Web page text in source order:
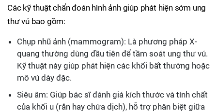
Các kỹ thuật chẩn đoán hình ảnh giúp phát hiện sớm ung
thư vú bao gồm:
Chụp nhũ ảnh (mammogram): Là phương pháp X-
quang thường dùng đầu tiên để tầm soát ung thư vú.
Kỹ thuật này giúp phát hiện các khối bất thường hoặc
mô vú dày đặc.
Siêu âm: Giúp bác sĩ đánh giá kích thước và tính chất
của khối u (rắn hay chứa dịch), hỗ trợ phân biệt giữa